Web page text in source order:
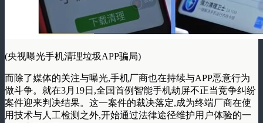
(央视曝光手机清理垃圾APP骗局)
而除了媒体的关注与曝光,手机厂商也在持续与APP恶意行为
做斗争。就在3月19日,全国首例智能手机劫屏不正当竞争纠纷
案件迎来判决结果。这一案件的裁决落定,成为终端厂商在使
用技术与人工检测之外,开始通过法律途径维护用户体验的一